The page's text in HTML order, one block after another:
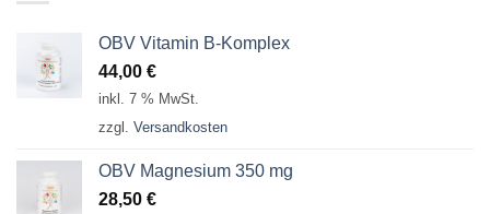
OBV Vitamin B-Komplex
44,00 €
inkl. 7 % MwSt.
zzgl. Versandkosten
OBV Magnesium 350 mg
28,50 €